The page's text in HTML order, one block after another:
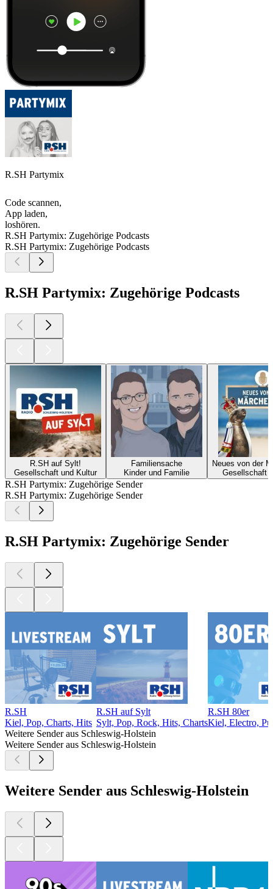
R.SH Partymix
Code scannen,
App laden,
loshören.
R.SH Partymix: Zugehörige Podcasts
R.SH Partymix: Zugehörige Podcasts
R.SH Partymix: Zugehörige Podcasts
R.SH auf Sylt!
Gesellschaft und Kultur
Familiensache
Kinder und Familie
Neues von der
Gesellschaft
R.SH Partymix: Zugehörige Sender
R.SH Partymix: Zugehörige Sender
R.SH Partymix: Zugehörige Sender
R.SH
Kiel, Pop, Charts, Hits
R.SH auf Sylt
Sylt, Pop, Rock, Hits, Charts
R.SH 80er
Kiel, Electro,
Weitere Sender aus Schleswig-Holstein
Weitere Sender aus Schleswig-Holstein
Weitere Sender aus Schleswig-Holstein